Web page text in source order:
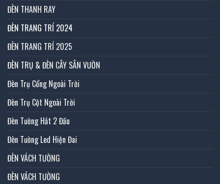
ĐÈN THANH RAY
ĐÈN TRANG TRÍ 2024
ĐÈN TRANG TRÍ 2025
ĐÈN TRỤ & ĐÈN CÂY SÂN VƯỜN
Đèn Trụ Cổng Ngoài Trời
Đèn Trụ Cột Ngoài Trời
Đèn Tường Hắt 2 Đầu
Đèn Tường Led Hiện Đai
ĐÈN VÁCH TƯỜNG
ĐÈN VÁCH TƯỜNG